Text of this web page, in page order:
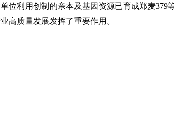
位利用创制的亲本及基因资源已育成郑麦
高质量发展发挥了重要作用。